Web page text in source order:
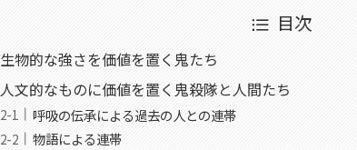
目次
生物的な強さを価値を置く鬼たち
人文的なものに価値を置く鬼殺隊と人間たち
呼吸の伝承による過去の人との連帯
物語による連帯